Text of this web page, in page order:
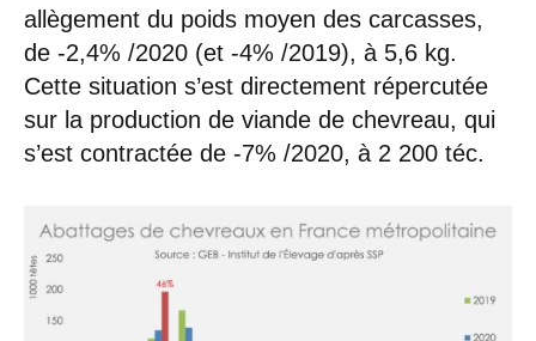
allègement du poids moyen des carcasses,
de -2,4% /2020 (et -4% /2019), à 5,6 kg.
Cette situation s’est directement répercutée
sur la production de viande de chevreau, qui
s’est contractée de -7% /2020, à 2 200 téc.